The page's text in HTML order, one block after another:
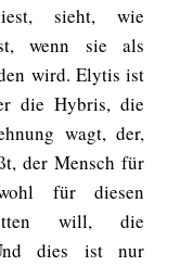
sieht, wie
wenn sie als
wird. Elytis ist
die Hybris, die
wagt, der,
der Mensch für
für diesen
will, die
dies ist nur